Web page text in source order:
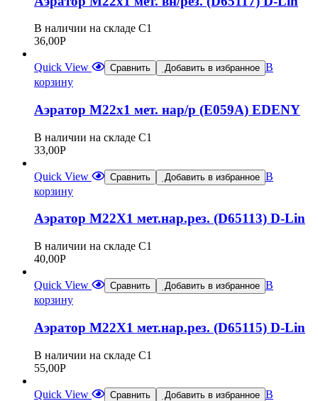
В наличии на складе С1
36,00Р
Quick View Сравнить Добавить в избранное В
корзину
Аэратор М22х1 мет. нар/р (Е059А) EDENY
В наличии на складе С1
33,00Р
Quick View Сравнить Добавить в избранное В
корзину
Аэратор М22Х1 мет.нар.рез. (D65113) D-Lin
В наличии на складе С1
40,00Р
Quick View Сравнить Добавить в избранное В
корзину
Аэратор М22Х1 мет.нар.рез. (D65115) D-Lin
В наличии на складе С1
55,00Р
Quick View Сравнить Добавить в избранное В